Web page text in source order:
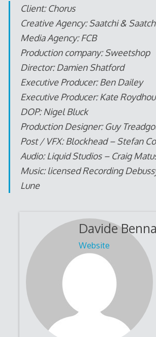
Client: Chorus
Creative Agency: Saatchi &
Media Agency: FCB
Production company: Sweetshop
Director: Damien Shatford
Executive Producer: Ben Dailey
Executive Producer: Kate
DOP: Nigel Bluck
Production Designer: Guy
Post / VFX: Blockhead – Stefan
Audio: Liquid Studios – Craig
Music: licensed Recording
Lune
Davide
Website